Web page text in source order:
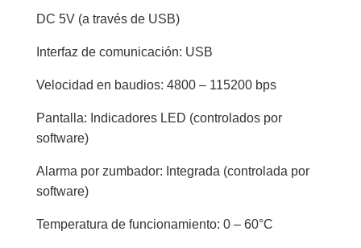
DC 5V (a través de USB)
Interfaz de comunicación: USB
Velocidad en baudios: 4800 – 115200 bps
Pantalla: Indicadores LED (controlados por
software)
Alarma por zumbador: Integrada (controlada por
software)
Temperatura de funcionamiento: 0 – 60°C